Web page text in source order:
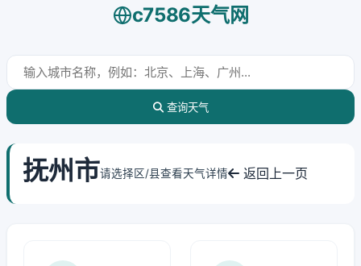
c7586天气网
查询天气
抚州市请选择区/县查看天气详情 返回上一页